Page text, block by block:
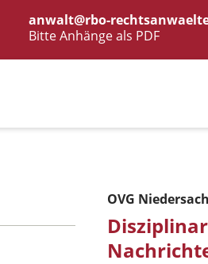
anwalt@rbo-
Bitte Anhänge als PDF
OVG